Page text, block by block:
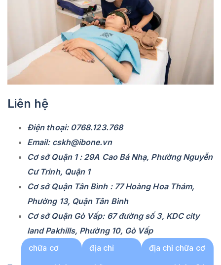
Liên hệ
Điện thoại: 0768.123.768
Email: cskh@ibone.vn
Cơ sở Quận 1 : 29A Cao Bá Nhạ, Phường Nguyễn
Cư Trinh, Quận 1
Cơ sở Quận Tân Bình : 77 Hoàng Hoa Thám,
Phường 13, Quận Tân Bình
Cơ sở Quận Gò Vấp: 67 đường số 3, KDC city
land Pakhills, Phường 10, Gò Vấp
chữa cơ
địa chỉ
địa chỉ chữa cơ